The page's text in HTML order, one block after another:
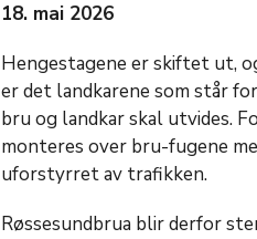
18. mai 2026
Hengestagene er skiftet ut,
er det landkarene som står
bru og landkar skal utvides.
monteres over bru-fugene
uforstyrret av trafikken.
Røssesundbrua blir derfor